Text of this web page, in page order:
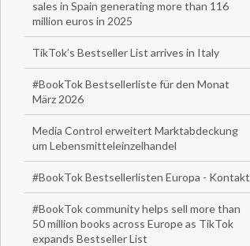
sales in Spain generating more than 116
million euros in 2025
TikTok’s Bestseller List arrives in Italy
#BookTok Bestsellerliste für den Monat
März 2026
Media Control erweitert Marktabdeckung
um Lebensmitteleinzelhandel
#BookTok Bestsellerlisten Europa - Kontakt
#BookTok community helps sell more than
50 million books across Europe as TikTok
expands Bestseller List